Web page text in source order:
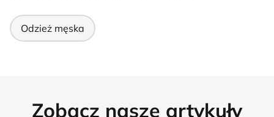
Odzież męska
Zobacz nasze artykuły